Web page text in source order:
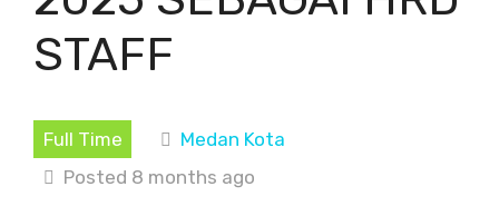
STAFF
Full Time
Medan Kota
Posted 8 months ago